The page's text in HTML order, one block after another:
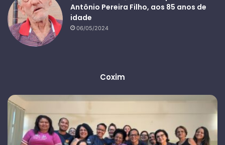
Antônio Pereira Filho, aos 85 anos de
idade
06/05/2024
Coxim